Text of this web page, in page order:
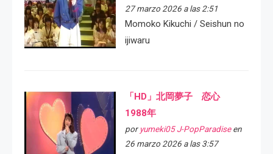
27 marzo 2026 a las 2:51
Momoko Kikuchi / Seishun no
ijiwaru
「HD」北岡夢子 恋心
1988年
por yumeki05 J-PopParadiseen
26 marzo 2026 a las 3:57